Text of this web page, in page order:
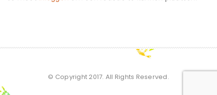
© Copyright 2017. All Rights Reserved.